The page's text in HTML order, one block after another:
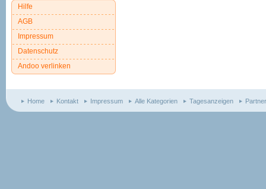
Hilfe
AGB
Impressum
Datenschutz
Andoo verlinken
Home Kontakt Impressum Alle Kategorien Tagesanzeigen Partner